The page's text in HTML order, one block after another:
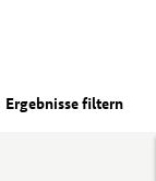
Ergebnisse filtern